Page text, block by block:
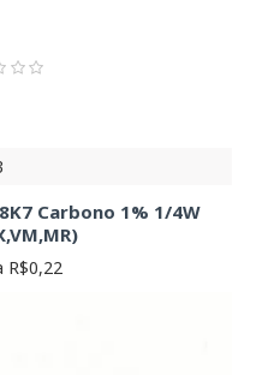
Carbono 1% 1/4W
R$0,22